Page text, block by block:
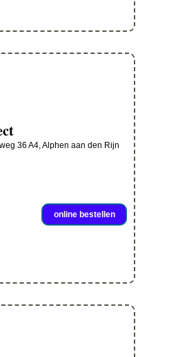
36 A4, Alphen aan den Rijn
online bestellen